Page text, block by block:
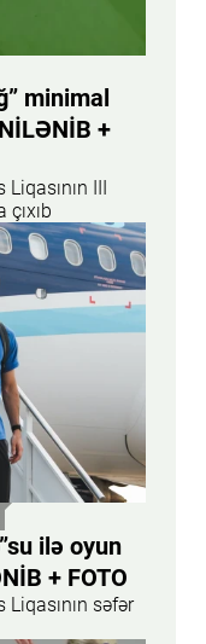
minimal
+
III
ilə oyun
+ FOTO
səfər